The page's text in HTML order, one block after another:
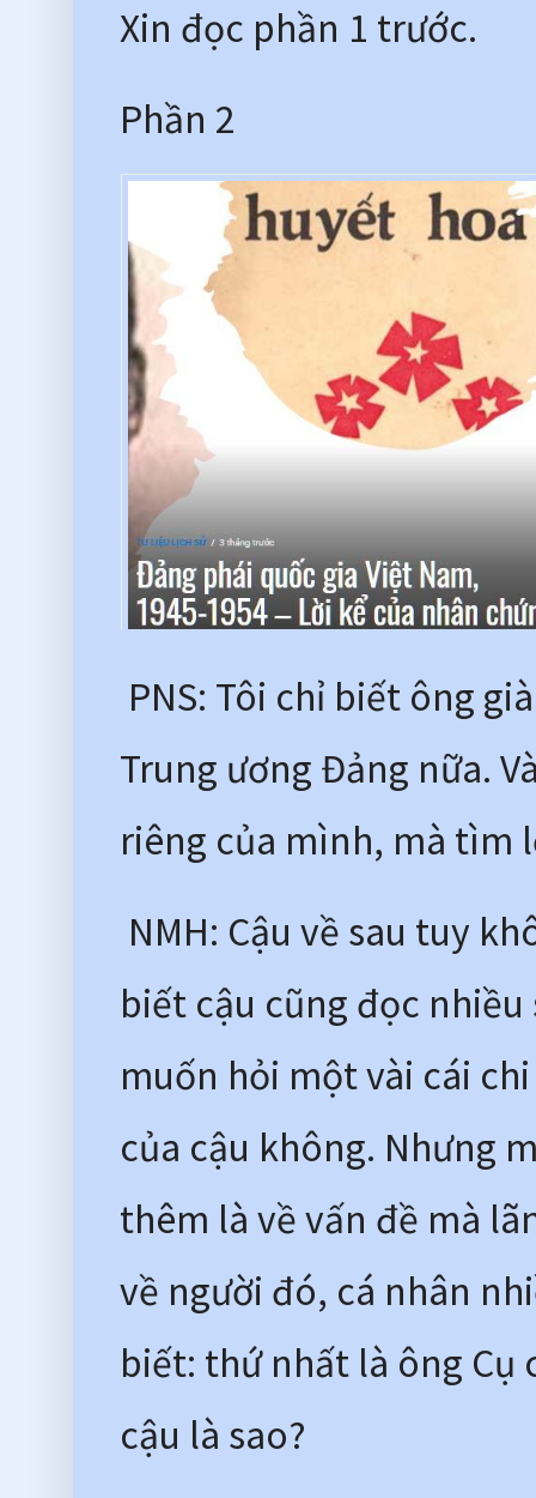
Xin đọc phần 1 trước.
Phần 2
PNS: Tôi chỉ biết ông
Trung ương Đảng nữa.
riêng của mình, mà tìm
NMH: Cậu về sau tuy
biết cậu cũng đọc
muốn hỏi một vài cái
của cậu không. Nhưng
thêm là về vấn đề mà
về người đó, cá nhân
biết: thứ nhất là ông Cụ
cậu là sao?